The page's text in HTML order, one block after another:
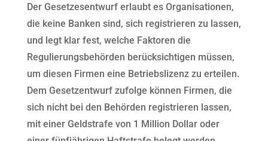
Der Gesetzesentwurf erlaubt es Organisationen,
die keine Banken sind, sich registrieren zu lassen,
und legt klar fest, welche Faktoren die
Regulierungsbehörden berücksichtigen müssen,
um diesen Firmen eine Betriebslizenz zu erteilen.
Dem Gesetzentwurf zufolge können Firmen, die
sich nicht bei den Behörden registrieren lassen,
mit einer Geldstrafe von 1 Million Dollar oder